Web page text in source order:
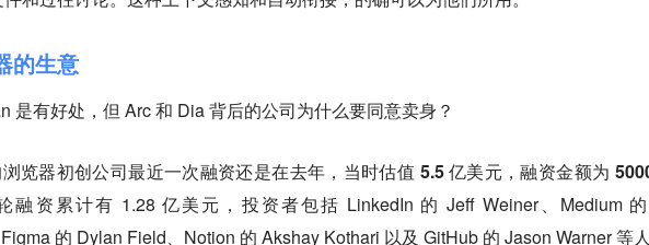
的生意
是有好处，但 Arc 和 Dia 背后的公司为什么要同意卖身？
览器初创公司最近一次融资还是在去年，当时估值 5.5 亿美元，融资金额为
融资累计有 1.28 亿美元，投资者包括 LinkedIn 的 Jeff Weiner、Medium
的 Dylan Field、Notion 的 Akshay Kothari 以及 GitHub 的 Jason Warner 等人